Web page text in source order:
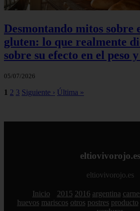
Desmontando mitos sobre
gluten: lo que realmente
sobre su efecto en el peso
05/07/2026
1 2 3 Siguiente › Última »
eltiovivorojo.es
eltiovivorojo.es
Inicio 2015 2016 argentina
huevos mariscos otros postres producto